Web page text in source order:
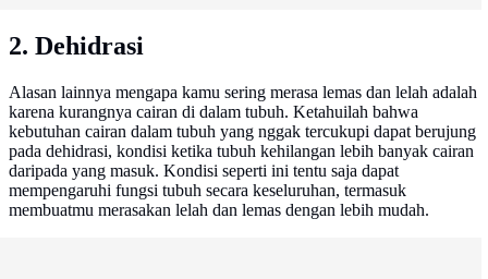
2. Dehidrasi
Alasan lainnya mengapa kamu sering merasa lemas dan lelah adalah
karena kurangnya cairan di dalam tubuh. Ketahuilah bahwa
kebutuhan cairan dalam tubuh yang nggak tercukupi dapat berujung
pada dehidrasi, kondisi ketika tubuh kehilangan lebih banyak cairan
daripada yang masuk. Kondisi seperti ini tentu saja dapat
mempengaruhi fungsi tubuh secara keseluruhan, termasuk
membuatmu merasakan lelah dan lemas dengan lebih mudah.